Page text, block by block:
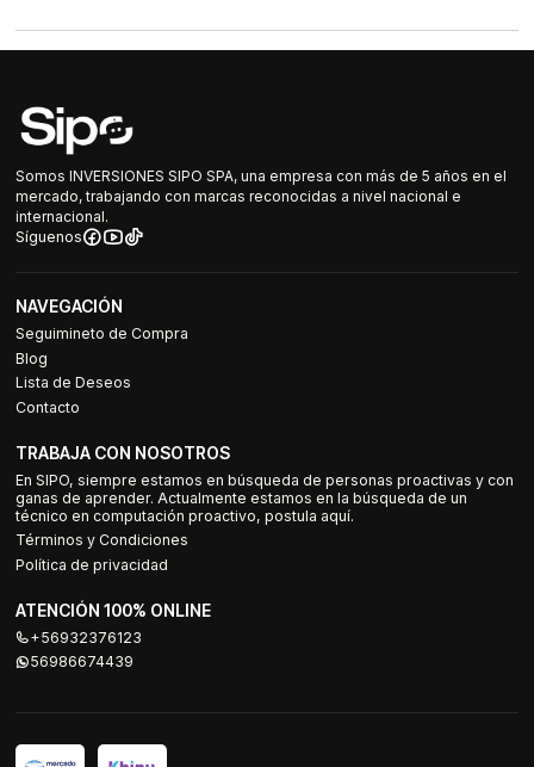
Somos INVERSIONES SIPO SPA, una empresa con más de 5 años en el
mercado, trabajando con marcas reconocidas a nivel nacional e
internacional.
Síguenos
NAVEGACIÓN
Seguimineto de Compra
Blog
Lista de Deseos
Contacto
TRABAJA CON NOSOTROS
En SIPO, siempre estamos en búsqueda de personas proactivas y con
ganas de aprender. Actualmente estamos en la búsqueda de un
técnico en computación proactivo, postula aquí.
Términos y Condiciones
Política de privacidad
ATENCIÓN 100% ONLINE
+56932376123
56986674439